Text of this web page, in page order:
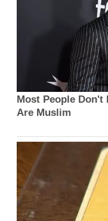
Most People Don't
Are Muslim